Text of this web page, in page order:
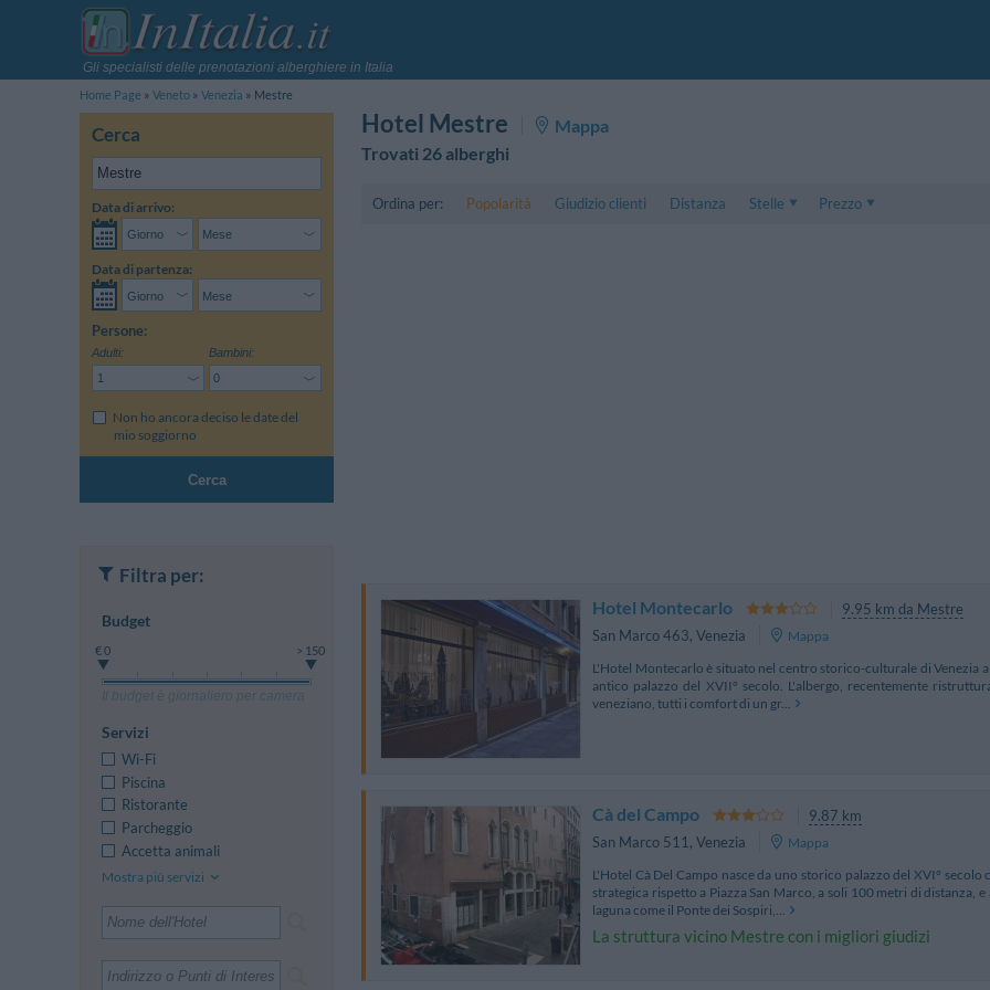
Gli specialisti delle prenotazioni alberghiere in Italia
Home Page
Veneto Venezia Mestre
Cerca
Data di arrivo:
Data di partenza:
Persone:
Adulti: Bambini:
Non ho ancora deciso le date del
mio soggiorno
Cerca
Hotel Mestre
Mappa
Trovati 26 alberghi
Ordina per: Popolarità Giudizio clienti Distanza
Stelle
Prezzo
Hotel Montecarlo
9.95 km da Mestre
San Marco 463, Venezia
Mappa
L'Hotel Montecarlo è situato nel centro storico-culturale di Venezia
antico palazzo del XVII° secolo. L'albergo, recentemente
veneziano, tutti i comfort di un gr...
Cà del Campo
9.87 km
San Marco 511, Venezia
Mappa
L'Hotel Cà Del Campo nasce da uno storico palazzo del XVI°
strategica rispetto a Piazza San Marco, a soli 100 metri di distanza,
laguna come il Ponte dei Sospiri,...
La struttura vicino Mestre con i migliori giudizi
Filtra per:
Budget
€ 0 > 150
Il budget è giornaliero per camera
Servizi
Wi-Fi
Piscina
Ristorante
Parcheggio
Accetta animali
Mostra più servizi